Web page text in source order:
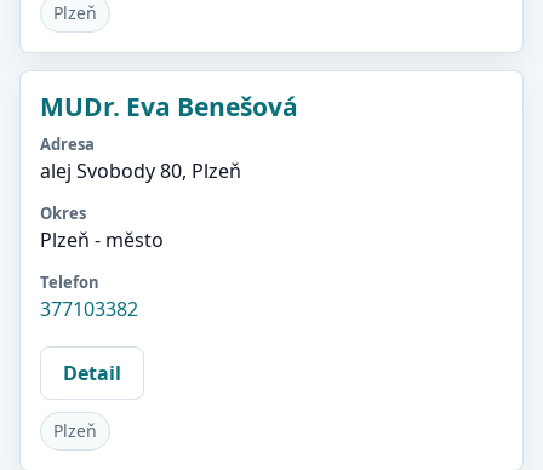
Plzeň
MUDr. Eva Benešová
Adresa
alej Svobody 80, Plzeň
Okres
Plzeň - město
Telefon
377103382
Detail
Plzeň